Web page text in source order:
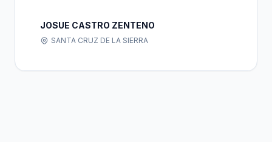
JOSUE CASTRO ZENTENO
SANTA CRUZ DE LA SIERRA